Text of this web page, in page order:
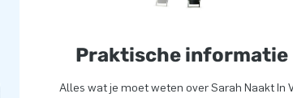
te springen.
leveren unieke
van onze professionele
of greatness’!
Praktische informatie
Alles wat je moet weten over Sarah Naakt In